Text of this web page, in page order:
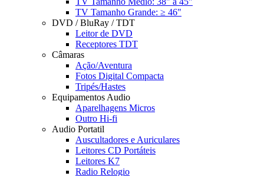
TV Tamanho Grande: ≥ 46"
DVD / BluRay / TDT
Leitor de DVD
Receptores TDT
Câmaras
Ação/Aventura
Fotos Digital Compacta
Tripés/Hastes
Equipamentos Audio
Aparelhagens Micros
Outro Hi-fi
Audio Portatil
Auscultadores e Auriculares
Leitores CD Portáteis
Leitores K7
Radio Relogio